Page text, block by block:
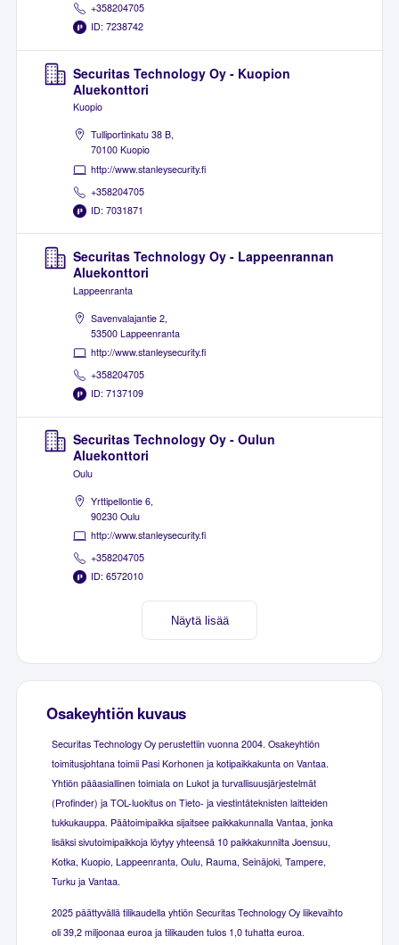
+358204705
ID: 7238742
Securitas Technology Oy - Kuopion
Aluekonttori
Kuopio
Tulliportinkatu 38 B,
70100 Kuopio
http://www.stanleysecurity.fi
+358204705
ID: 7031871
Securitas Technology Oy - Lappeenrannan
Aluekonttori
Lappeenranta
Savenvalajantie 2,
53500 Lappeenranta
http://www.stanleysecurity.fi
+358204705
ID: 7137109
Securitas Technology Oy - Oulun
Aluekonttori
Oulu
Yrttipellontie 6,
90230 Oulu
http://www.stanleysecurity.fi
+358204705
ID: 6572010
Näytä lisää
Osakeyhtiön kuvaus
Securitas Technology Oy perustettiin vuonna 2004. Osakeyhtiön
toimitusjohtana toimii Pasi Korhonen ja kotipaikkakunta on Vantaa.
Yhtiön pääasiallinen toimiala on Lukot ja turvallisuusjärjestelmät
(Profinder) ja TOL-luokitus on Tieto- ja viestintäteknisten laitteiden
tukkukauppa. Päätoimipaikka sijaitsee paikkakunnalla Vantaa, jonka
lisäksi sivutoimipaikkoja löytyy yhteensä 10 paikkakunnilta Joensuu,
Kotka, Kuopio, Lappeenranta, Oulu, Rauma, Seinäjoki, Tampere,
Turku ja Vantaa.
2025 päättyvällä tilikaudella yhtiön Securitas Technology Oy liikevaihto
oli 39,2 miljoonaa euroa ja tilikauden tulos 1,0 tuhatta euroa.